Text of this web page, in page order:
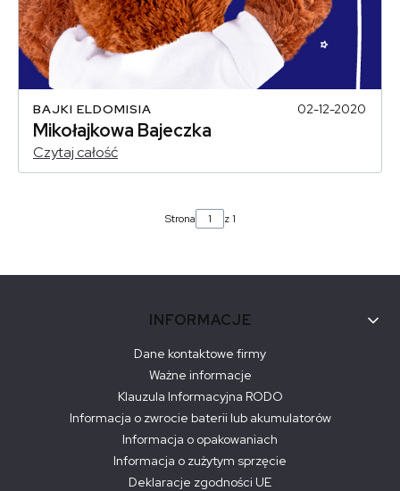
BAJKI ELDOMISIA 02-12-2020
Mikołajkowa Bajeczka
Czytaj całość
Strona z 1
INFORMACJE
Dane kontaktowe firmy
Ważne informacje
Klauzula Informacyjna RODO
Informacja o zwrocie baterii lub akumulatorów
Informacja o opakowaniach
Informacja o zużytym sprzęcie
Deklaracje zgodności UE